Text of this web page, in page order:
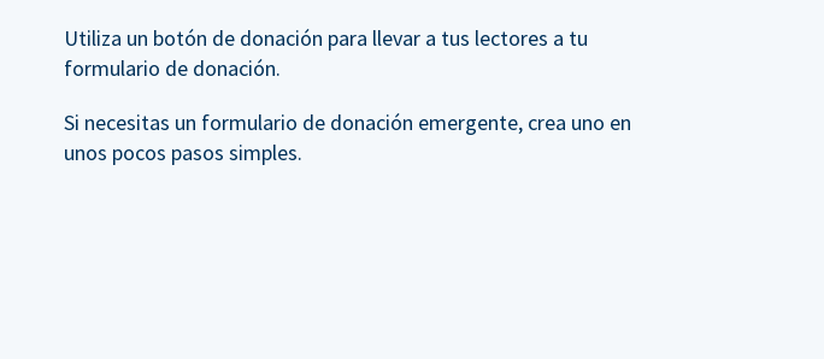
Utiliza un botón de donación para llevar a tus lectores a tu
formulario de donación.
Si necesitas un formulario de donación emergente, crea uno en
unos pocos pasos simples.